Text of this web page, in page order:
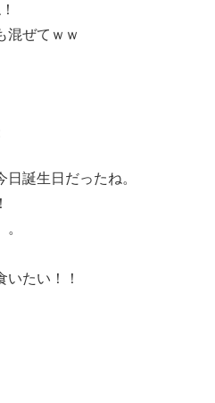
混ぜてｗｗ
日誕生日だったね。
いたい！！